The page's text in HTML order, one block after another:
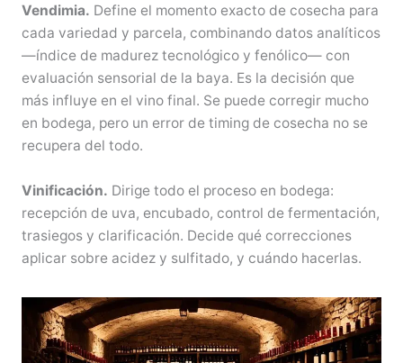
Vendimia. Define el momento exacto de cosecha para
cada variedad y parcela, combinando datos analíticos
—índice de madurez tecnológico y fenólico— con
evaluación sensorial de la baya. Es la decisión que
más influye en el vino final. Se puede corregir mucho
en bodega, pero un error de timing de cosecha no se
recupera del todo.
Vinificación. Dirige todo el proceso en bodega:
recepción de uva, encubado, control de fermentación,
trasiegos y clarificación. Decide qué correcciones
aplicar sobre acidez y sulfitado, y cuándo hacerlas.